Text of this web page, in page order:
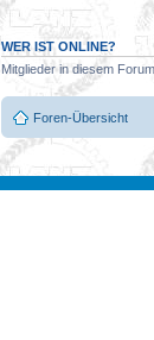
WER IST ONLINE?
Mitglieder in diesem
Foren-Übersicht